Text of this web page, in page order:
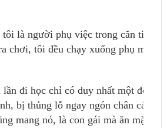
là người phụ việc trong căn tin
chơi, tôi đều chạy xuống phụ mẹ
đi học chỉ có duy nhất một đôi
bị thủng lỗ ngay ngón chân cái.
mang nó, là con gái mà ăn mặc